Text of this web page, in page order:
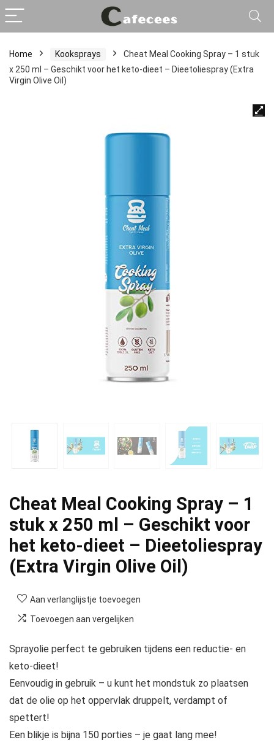
Home Kooksprays
Cheat Meal Cooking Spray – 1 stuk
x 250 ml – Geschikt voor het keto-dieet – Dieetoliespray (Extra
Virgin Olive Oil)
Cheat Meal Cooking Spray – 1
stuk x 250 ml – Geschikt voor
het keto-dieet – Dieetoliespray
(Extra Virgin Olive Oil)
Aan verlanglijstje toevoegen
Toevoegen aan vergelijken
Sprayolie perfect te gebruiken tijdens een reductie- en
keto-dieet!
Eenvoudig in gebruik – u kunt het mondstuk zo plaatsen
dat de olie op het oppervlak druppelt, verdampt of
spettert!
Een blikje is bijna 150 porties – je gaat lang mee!